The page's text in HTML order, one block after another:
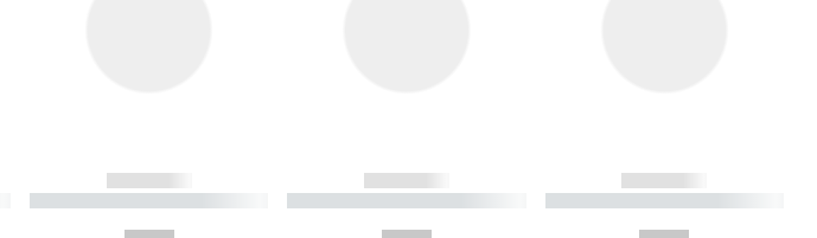
------------
----------- ----------- ----------
------------
----------- ----------- ----------
------------
----------- ----------- ----------